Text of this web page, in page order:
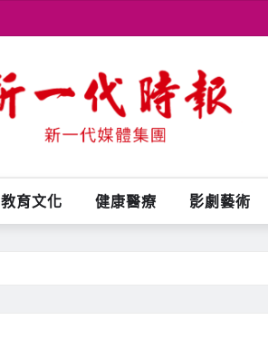
教育文化 健康醫療 影劇藝術